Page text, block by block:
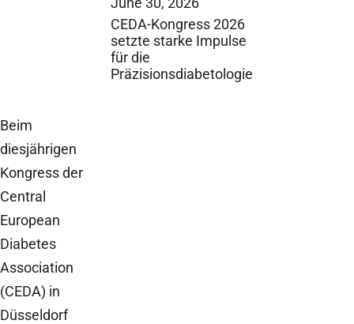
CEDA-Kongress 2026
setzte starke Impulse
für die
Präzisionsdiabetologie
Beim
diesjährigen
Kongress der
Central
European
Diabetes
Association
(CEDA) in
Düsseldorf